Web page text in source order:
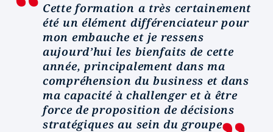
Cette formation a très certainement
été un élément différenciateur pour
mon embauche et je ressens
aujourd’hui les bienfaits de cette
année, principalement dans ma
compréhension du business et dans
ma capacité à challenger et à être
force de proposition de décisions
stratégiques au sein du groupe.